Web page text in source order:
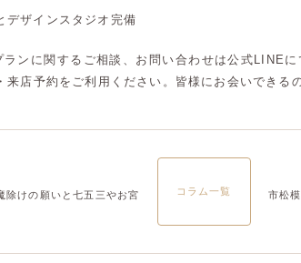
デザインスタジオ完備
ンに関するご相談、お問い合わせは公式LINE
来店予約をご利用ください。皆様にお会いできる
除けの願いと七五三やお宮
コラム一覧
市松
高崎店
大宮店
高崎店
大宮店